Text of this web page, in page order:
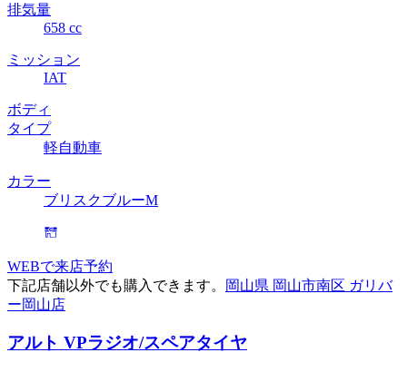
排気量
658 cc
ミッション
IAT
ボディ
タイプ
軽自動車
カラー
ブリスクブルーM
WEBで来店予約
下記店舗以外でも購入できます。
岡山県 岡山市南区 ガリバ
ー岡山店
アルト VPラジオ/スペアタイヤ